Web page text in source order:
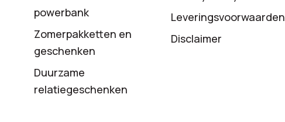
powerbank
Zomerpakketten en
geschenken
Duurzame
relatiegeschenken
Leveringsvoorwaarden
Disclaimer